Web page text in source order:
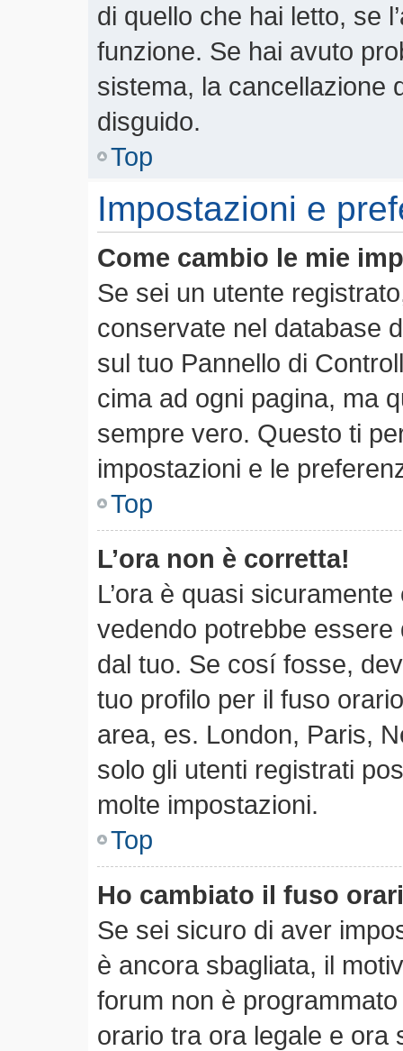
di quello che hai letto, se
funzione. Se hai avuto
sistema, la cancellazione
disguido.
Top
Impostazioni e
Come cambio le mie
Se sei un utente
conservate nel database
sul tuo Pannello di
cima ad ogni pagina, ma
sempre vero. Questo ti
impostazioni e le
Top
L’ora non è corretta!
L’ora è quasi
vedendo potrebbe
dal tuo. Se cosí fosse,
tuo profilo per il fuso
area, es. London, Paris,
solo gli utenti registrati
molte impostazioni.
Top
Ho cambiato il fuso
Se sei sicuro di aver
è ancora sbagliata, il
forum non è
orario tra ora legale e ora